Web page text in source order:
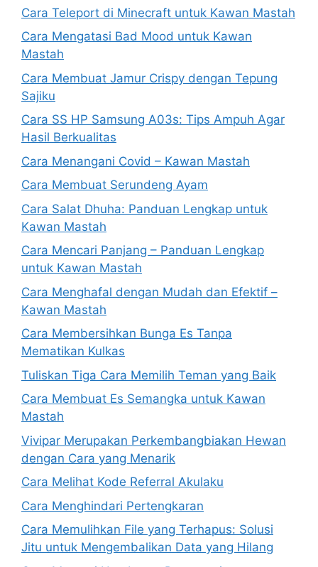
Cara Teleport di Minecraft untuk Kawan Mastah
Cara Mengatasi Bad Mood untuk Kawan
Mastah
Cara Membuat Jamur Crispy dengan Tepung
Sajiku
Cara SS HP Samsung A03s: Tips Ampuh Agar
Hasil Berkualitas
Cara Menangani Covid – Kawan Mastah
Cara Membuat Serundeng Ayam
Cara Salat Dhuha: Panduan Lengkap untuk
Kawan Mastah
Cara Mencari Panjang – Panduan Lengkap
untuk Kawan Mastah
Cara Menghafal dengan Mudah dan Efektif –
Kawan Mastah
Cara Membersihkan Bunga Es Tanpa
Mematikan Kulkas
Tuliskan Tiga Cara Memilih Teman yang Baik
Cara Membuat Es Semangka untuk Kawan
Mastah
Vivipar Merupakan Perkembangbiakan Hewan
dengan Cara yang Menarik
Cara Melihat Kode Referral Akulaku
Cara Menghindari Pertengkaran
Cara Memulihkan File yang Terhapus: Solusi
Jitu untuk Mengembalikan Data yang Hilang